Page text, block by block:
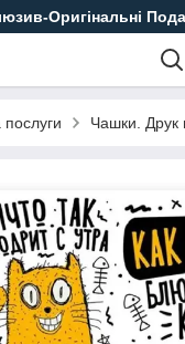
Оригінальні
Чашки. Друк